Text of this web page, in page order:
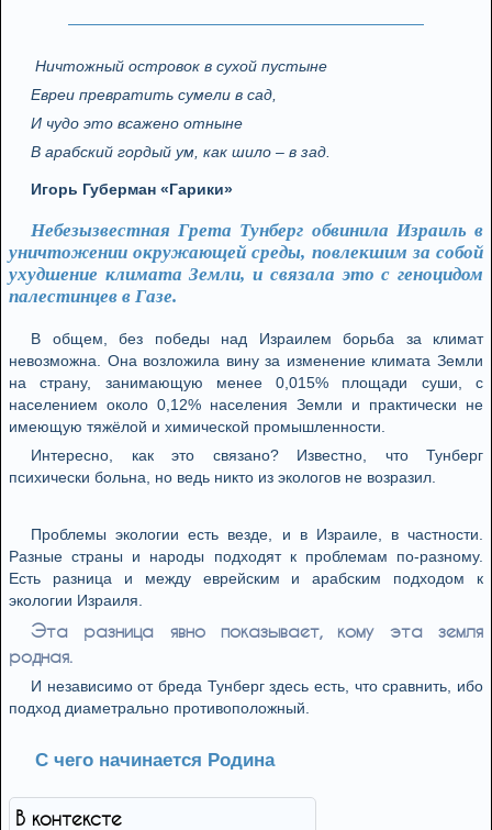
Ничтожный островок в сухой пустыне
Евреи превратить сумели в сад,
И чудо это всажено отныне
В арабский гордый ум, как шило – в зад.
Игорь Губерман «Гарики»
Небезызвестная Грета Тунберг обвинила Израиль в
уничтожении окружающей среды, повлекшим за собой
ухудшение климата Земли, и связала это с геноцидом
палестинцев в Газе.
В общем, без победы над Израилем борьба за климат
невозможна. Она возложила вину за изменение климата Земли
на страну, занимающую менее 0,015% площади суши, с
населением около 0,12% населения Земли и практически не
имеющую тяжёлой и химической промышленности.
Интересно, как это связано? Известно, что Тунберг
психически больна, но ведь никто из экологов не возразил.
Проблемы экологии есть везде, и в Израиле, в частности.
Разные страны и народы подходят к проблемам по-разному.
Есть разница и между еврейским и арабским подходом к
экологии Израиля.
Эта разница явно показывает, кому эта земля
родная.
И независимо от бреда Тунберг здесь есть, что сравнить, ибо
подход диаметрально противоположный.
С чего начинается Родина
В контексте